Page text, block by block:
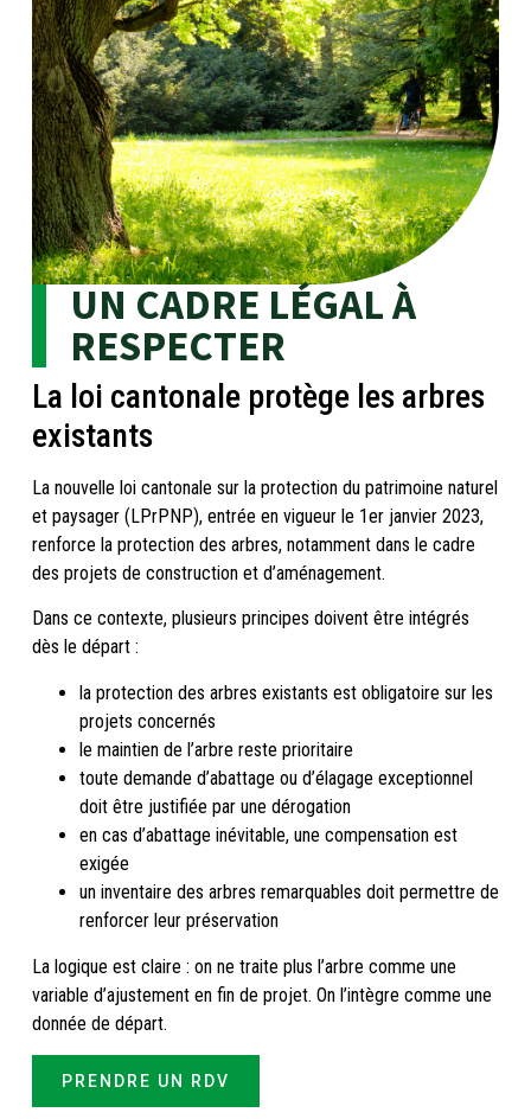
UN CADRE LÉGAL À
RESPECTER
La loi cantonale protège les arbres
existants
La nouvelle loi cantonale sur la protection du patrimoine naturel
et paysager (LPrPNP), entrée en vigueur le 1er janvier 2023,
renforce la protection des arbres, notamment dans le cadre
des projets de construction et d’aménagement.
Dans ce contexte, plusieurs principes doivent être intégrés
dès le départ :
la protection des arbres existants est obligatoire sur les
projets concernés
le maintien de l’arbre reste prioritaire
toute demande d’abattage ou d’élagage exceptionnel
doit être justifiée par une dérogation
en cas d’abattage inévitable, une compensation est
exigée
un inventaire des arbres remarquables doit permettre de
renforcer leur préservation
La logique est claire : on ne traite plus l’arbre comme une
variable d’ajustement en fin de projet. On l’intègre comme une
donnée de départ.
PRENDRE UN RDV